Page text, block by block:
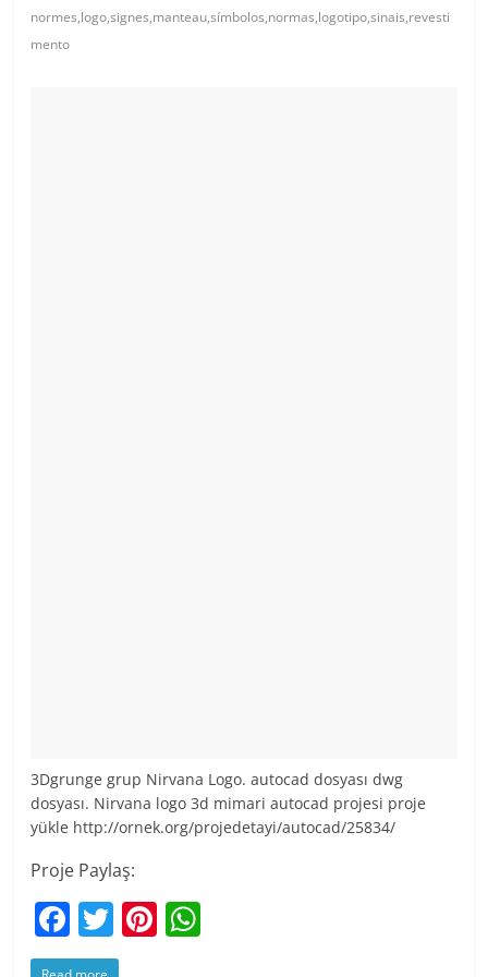
normes,logo,signes,manteau,símbolos,normas,logotipo,sinais,revesti
mento
3Dgrunge grup Nirvana Logo. autocad dosyası dwg
dosyası. Nirvana logo 3d mimari autocad projesi proje
yükle http://ornek.org/projedetayi/autocad/25834/
Proje Paylaş:
F
a
T
w
Pi